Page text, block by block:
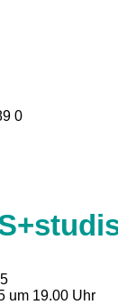
0
um 19.00 Uhr